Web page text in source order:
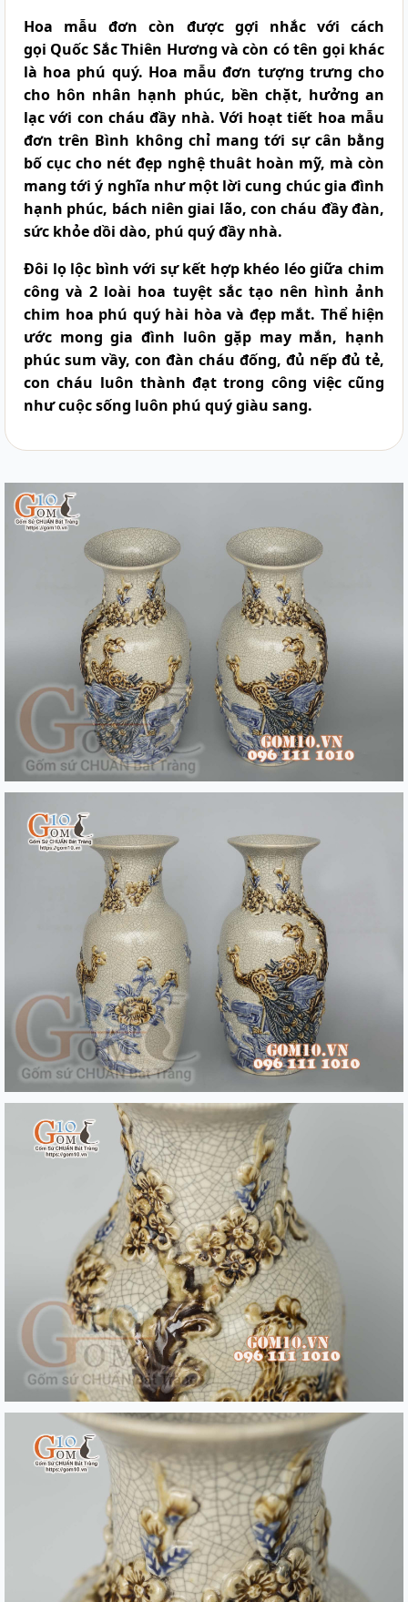
Hoa mẫu đơn còn được gợi nhắc với cách
gọi Quốc Sắc Thiên Hương và còn có tên gọi khác
là hoa phú quý. Hoa mẫu đơn tượng trưng cho
cho hôn nhân hạnh phúc, bền chặt, hưởng an
lạc với con cháu đầy nhà. Với hoạt tiết hoa mẫu
đơn trên Bình không chỉ mang tới sự cân bằng
bố cục cho nét đẹp nghệ thuât hoàn mỹ, mà còn
mang tới ý nghĩa như một lời cung chúc gia đình
hạnh phúc, bách niên giai lão, con cháu đầy đàn,
sức khỏe dồi dào, phú quý đầy nhà.
Đôi lọ lộc bình với sự kết hợp khéo léo giữa chim
công và 2 loài hoa tuyệt sắc tạo nên hình ảnh
chim hoa phú quý hài hòa và đẹp mắt. Thể hiện
ước mong gia đình luôn gặp may mắn, hạnh
phúc sum vầy, con đàn cháu đống, đủ nếp đủ tẻ,
con cháu luôn thành đạt trong công việc cũng
như cuộc sống luôn phú quý giàu sang.